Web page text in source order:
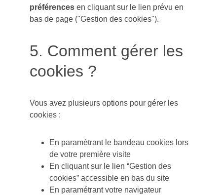
préférences en cliquant sur le lien prévu en
bas de page ("Gestion des cookies").
5. Comment gérer les
cookies ?
Vous avez plusieurs options pour gérer les
cookies :
En paramétrant le bandeau cookies lors
de votre première visite
En cliquant sur le lien “Gestion des
cookies” accessible en bas du site
En paramétrant votre navigateur